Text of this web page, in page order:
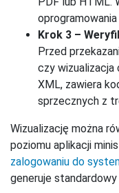
Krok 3 –
Przed
czy wizualizacja
XML, zawiera
sprzecznych z
Wizualizację można
poziomu aplikacji
zalogowaniu do
generuje